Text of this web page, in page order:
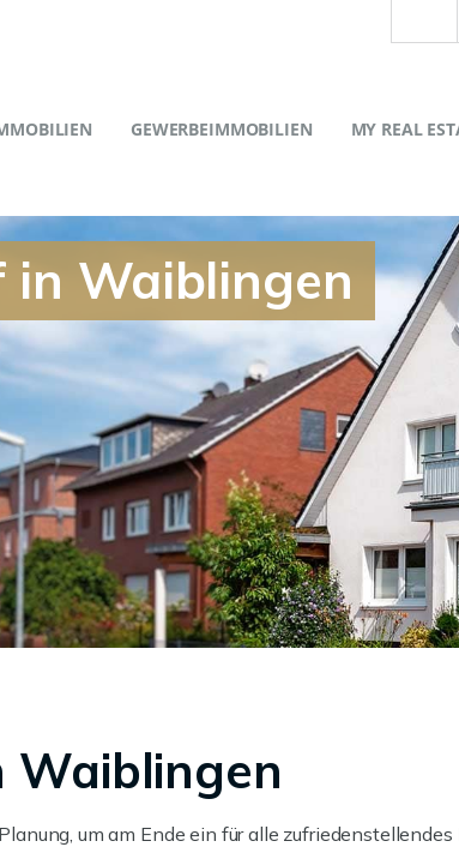
GEWERBEIMMOBILIEN MY REAL
in Waiblingen
Waiblingen
um am Ende ein für alle